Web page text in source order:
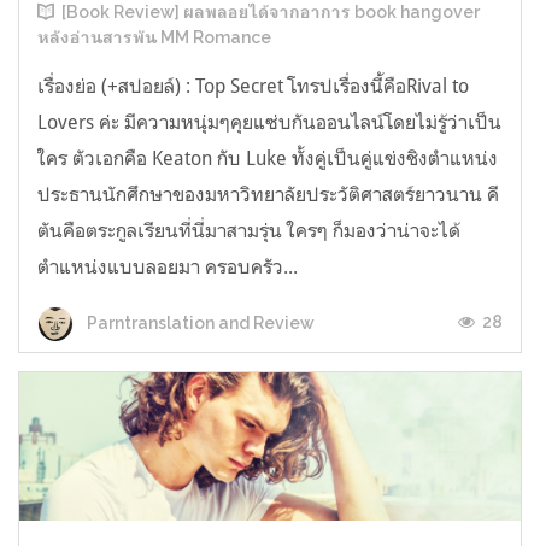
[Book Review] ผลพลอยได้จากอาการ book hangover
หลังอ่านสารพัน MM Romance
เรื่องย่อ (+สปอยล์) : Top Secret โทรปเรื่องนี้คือRival to
Lovers ค่ะ มีความหนุ่มๆคุยแซ่บกันออนไลน์โดยไม่รู้ว่าเป็น
ใคร ตัวเอกคือ Keaton กับ Luke ทั้งคู่เป็นคู่แข่งชิงตำแหน่ง
ประธานนักศึกษาของมหาวิทยาลัยประวัติศาสตร์ยาวนาน คี
ตันคือตระกูลเรียนที่นี่มาสามรุ่น ใครๆ ก็มองว่าน่าจะได้
ตำแหน่งแบบลอยมา ครอบครัว...
Parntranslation and Review 28